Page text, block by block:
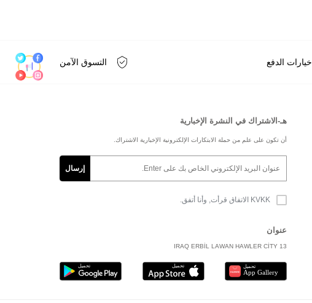
خيارات الدفع التسوق الآمن
هـ-الاشتراك في النشرة الإخبارية
أن تكون على علم من حملة الابتكارات الإلكترونية الإخبارية الاشتراك.
KVKK الاتفاق قرأت, وأنا أتفق.
عنوان
IRAQ ERBİL LAWAN HAWLER CİTY 13